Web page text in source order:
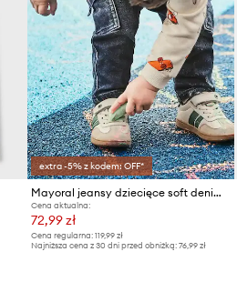
extra -5% z kodem: OFF*
Mayoral jeansy dziecięce soft denim cargo
Cena aktualna:
72,99 zł
Cena regularna: 119,99 zł
Najniższa cena z 30 dni przed obniżką: 76,99 zł